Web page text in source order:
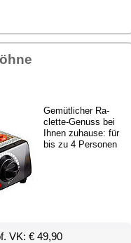
Ge­müt­li­cher Ra­
clette-Ge­nuss bei
Ih­nen zu­hau­se: für
bis zu 4 Per­so­nen
VK: € 49,90